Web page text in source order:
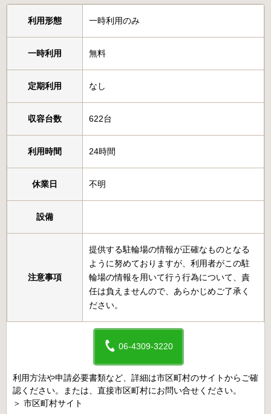
利用形態 一時利用のみ
一時利用 無料
定期利用 なし
収容台数 622台
利用時間 24時間
休業日 不明
設備
注意事項
提供する駐輪場の情報が正確なものとなる
ように努めておりますが、利用者がこの駐
輪場の情報を用いて行う行為について、責
任は負えませんので、あらかじめご了承く
ださい。
06-4309-3220
利用方法や申請必要書類など、詳細は市区町村のサイトからご確
認ください。または、直接市区町村にお問い合せください。
＞ 市区町村サイト